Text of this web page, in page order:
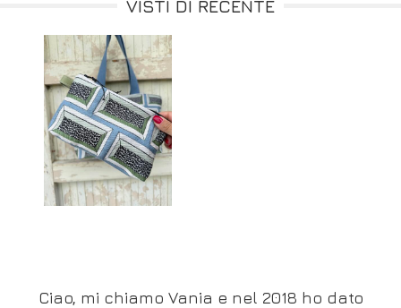
VISTI DI RECENTE
Ciao, mi chiamo Vania e nel 2018 ho dato